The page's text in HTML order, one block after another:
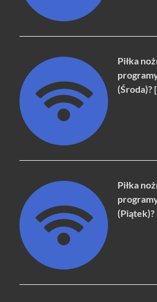
Piłka
(Środa)?
Piłka